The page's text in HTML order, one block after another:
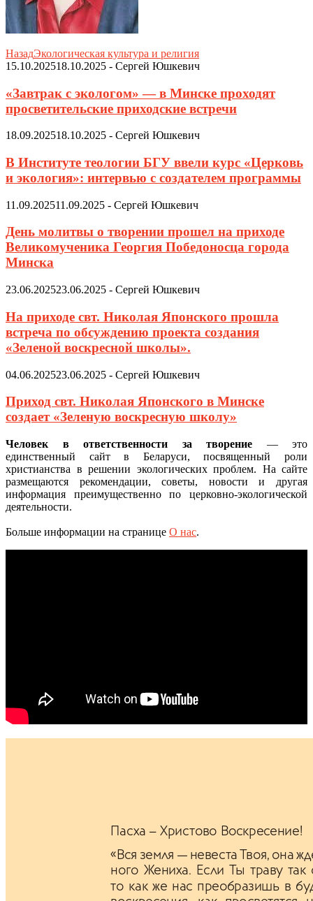
НазадЭкологическая культура и религия
15.10.202518.10.2025 - Сергей Юшкевич
«Завтрак с экологом» — в Минске проходят
просветительские приходские встречи
18.09.202518.10.2025 - Сергей Юшкевич
В Институте теологии БГУ ввели курс «Церковь
и экология»: интервью с создателем программы
11.09.202511.09.2025 - Сергей Юшкевич
День молитвы о творении прошел на приходе
Великомученика Георгия Победоносца города
Минска
23.06.202523.06.2025 - Сергей Юшкевич
На приходе свт. Николая Японского прошла
встреча по обсуждению проекта создания
«Зеленой воскресной школы».
04.06.202523.06.2025 - Сергей Юшкевич
Приход свт. Николая Японского в Минске
создает «Зеленую воскресную школу»
Человек в ответственности за творение — это
единственный сайт в Беларуси, посвященный роли
христианства в решении экологических проблем. На сайте
размещаются рекомендации, советы, новости и другая
информация преимущественно по церковно-экологической
деятельности.
Больше информации на странице О нас.